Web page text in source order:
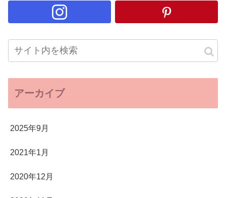
アーカイブ
2025年9月
2021年1月
2020年12月